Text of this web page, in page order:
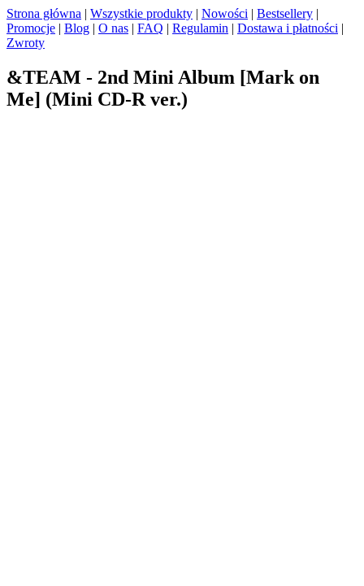
Strona główna | Wszystkie produkty | Nowości | Bestsellery |
Promocje | Blog | O nas | FAQ | Regulamin | Dostawa i płatności |
Zwroty
&TEAM - 2nd Mini Album [Mark on
Me] (Mini CD-R ver.)